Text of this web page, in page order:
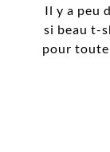
Il y a peu
si beau t-
pour toute